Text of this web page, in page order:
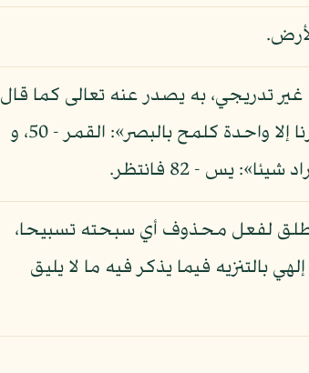
تدريجي، به يصدر عنه تعالى كما قال
تعالى: «إنما أمره إذا أراد شيئا أن يقول له كن فيكون»: يس - 82، و قال تعالى: «و ما أمرنا إلا واحدة كلمح بالبصر»: القمر - 50، و
يس - 82 فانتظر.
لفعل محذوف أي سبحته تسبيحا،
بالتنزيه فيما يذكر فيه ما لا يليق